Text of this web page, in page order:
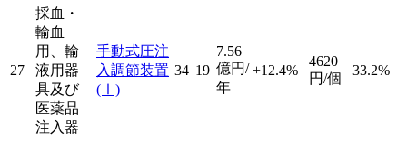
27
採血・
輸血
用、輸
液用器
具及び
医薬品
注入器
手動式圧注
入調節装置
(Ⅰ)
34 19
7.56
億円/
年
+12.4%
4620
円/個
33.2%